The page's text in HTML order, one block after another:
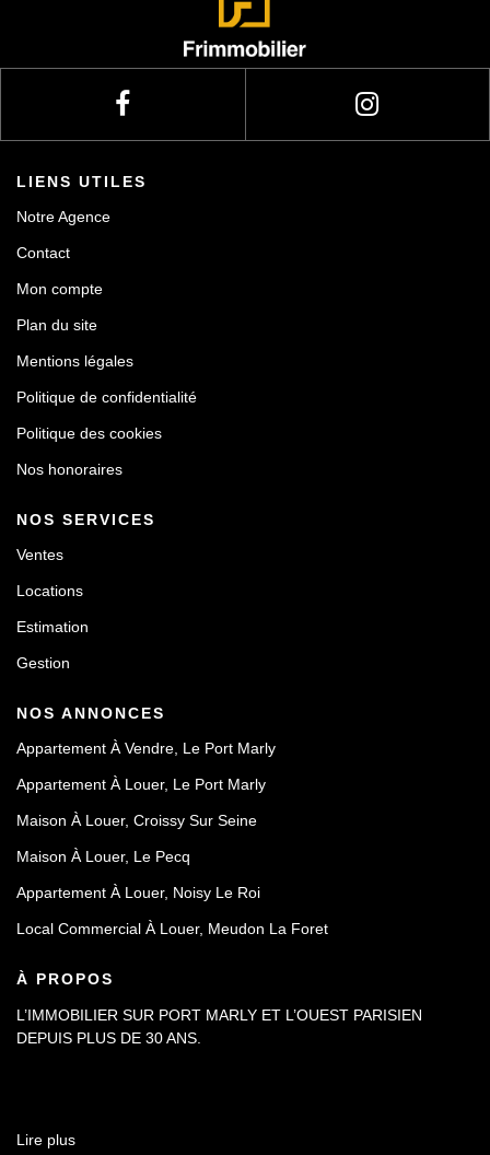
LIENS UTILES
Notre Agence
Contact
Mon compte
Plan du site
Mentions légales
Politique de confidentialité
Politique des cookies
Nos honoraires
NOS SERVICES
Ventes
Locations
Estimation
Gestion
NOS ANNONCES
Appartement À Vendre, Le Port Marly
Appartement À Louer, Le Port Marly
Maison À Louer, Croissy Sur Seine
Maison À Louer, Le Pecq
Appartement À Louer, Noisy Le Roi
Local Commercial À Louer, Meudon La Foret
À PROPOS
L’IMMOBILIER SUR PORT MARLY ET L’OUEST PARISIEN
DEPUIS PLUS DE 30 ANS.
Lire plus